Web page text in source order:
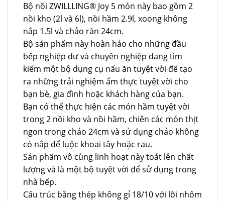
Bộ nồi ZWILLLING® Joy 5 món này bao gồm 2
nồi kho (2l và 6l), nồi hầm 2.9l, xoong không
nắp 1.5l và chảo rán 24cm.
Bộ sản phẩm này hoàn hảo cho những đầu
bếp nghiệp dư và chuyên nghiệp đang tìm
kiếm một bộ dụng cụ nấu ăn tuyệt vời để tạo
ra những trải nghiệm ẩm thực tuyệt vời cho
bạn bè, gia đình hoặc khách hàng của bạn.
Bạn có thể thực hiện các món hầm tuyệt vời
trong 2 nồi kho và nồi hầm, chiên các món thịt
ngon trong chảo 24cm và sử dụng chảo không
có nắp để luộc khoai tây hoặc rau.
Sản phẩm vô cùng linh hoạt này toát lên chất
lượng và là một bộ tuyệt vời để sử dụng trong
nhà bếp.
Cấu trúc bằng thép không gỉ 18/10 với lõi nhôm